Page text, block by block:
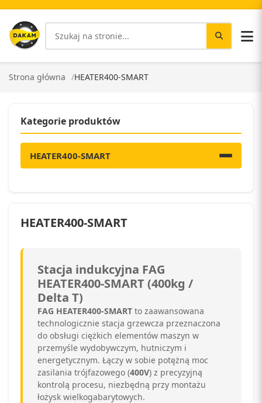
Strona główna HEATER400-SMART
Kategorie produktów
HEATER400-SMART
HEATER400-SMART
Stacja indukcyjna FAG
HEATER400-SMART (400kg /
Delta T)
FAG HEATER400-SMART to zaawansowana
technologicznie stacja grzewcza przeznaczona
do obsługi ciężkich elementów maszyn w
przemyśle wydobywczym, hutniczym i
energetycznym. Łączy w sobie potężną moc
zasilania trójfazowego (400V) z precyzyjną
kontrolą procesu, niezbędną przy montażu
łożysk wielkogabarytowych.